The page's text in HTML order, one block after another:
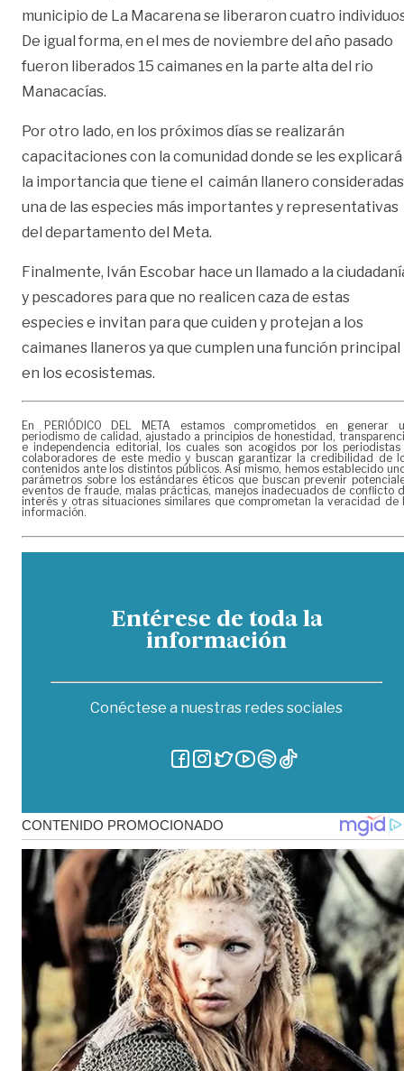
municipio de La Macarena se liberaron cuatro
De igual forma, en el mes de noviembre del año pasado
fueron liberados 15 caimanes en la parte alta del rio
Manacacías.
Por otro lado, en los próximos días se realizarán
capacitaciones con la comunidad donde se les explicará
la importancia que tiene el caimán llanero consideradas
una de las especies más importantes y representativas
del departamento del Meta.
Finalmente, Iván Escobar hace un llamado a la
y pescadores para que no realicen caza de estas
especies e invitan para que cuiden y protejan a los
caimanes llaneros ya que cumplen una función principal
en los ecosistemas.
En PERIÓDICO DEL META estamos comprometidos en generar
periodismo de calidad, ajustado a principios de honestidad,
e independencia editorial, los cuales son acogidos por los periodistas
colaboradores de este medio y buscan garantizar la credibilidad de
contenidos ante los distintos públicos. Así mismo, hemos establecido
parámetros sobre los estándares éticos que buscan prevenir
eventos de fraude, malas prácticas, manejos inadecuados de conflicto
interés y otras situaciones similares que comprometan la veracidad de
información.
Entérese de toda la
información
Conéctese a nuestras redes sociales